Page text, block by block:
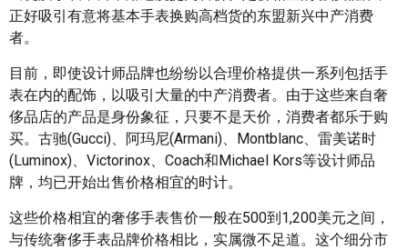
正好吸引有意将基本手表换购高档货的东盟新兴中产消费
者。
目前，即使设计师品牌也纷纷以合理价格提供一系列包括手
表在内的配饰，以吸引大量的中产消费者。由于这些来自奢
侈品店的产品是身份象征，只要不是天价，消费者都乐于购
买。古驰(Gucci)、阿玛尼(Armani)、Montblanc、雷美诺时
(Luminox)、Victorinox、Coach和Michael Kors等设计师品
牌，均已开始出售价格相宜的时计。
这些价格相宜的奢侈手表售价一般在500到1,200美元之间，
与传统奢侈手表品牌价格相比，实属微不足道。这个细分市